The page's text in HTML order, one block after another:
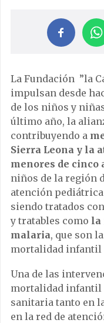
La Fundación ”la
impulsan desde
de los niños y
último año, la
contribuyendo a
Sierra Leona y la
menores de cinco
niños de la región
atención pediátrica
siendo tratados
y tratables como la
malaria, que son
mortalidad infantil
Una de las
mortalidad infantil
sanitaria tanto en
en la red de